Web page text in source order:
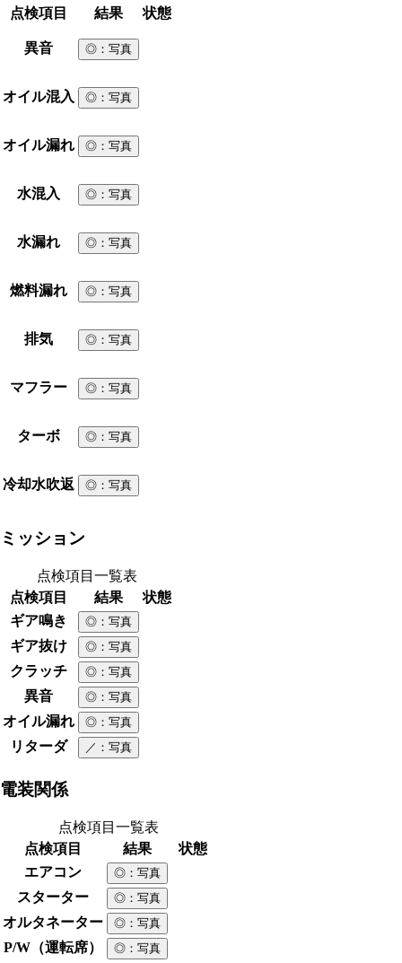
点検項目
結果 状態
異音 ◎ ：写真
オイル混入 ◎ ：写真
オイル漏れ ◎ ：写真
水混入 ◎ ：写真
水漏れ ◎ ：写真
燃料漏れ ◎ ：写真
排気 ◎ ：写真
マフラー ◎ ：写真
ターボ ◎ ：写真
冷却水吹返 ◎ ：写真
ミッション
点検項目一覧表
点検項目
結果
状態
ギア鳴き
◎ ：写真
ギア抜け ◎ ：写真
クラッチ ◎ ：写真
異音 ◎ ：写真
オイル漏れ ◎ ：写真
リターダ ／ ：写真
電装関係
点検項目一覧表
点検項目
結果
状態
エアコン
◎ ：写真
スターター ◎ ：写真
オルタネーター ◎ ：写真
P/W（運転席） ◎ ：写真